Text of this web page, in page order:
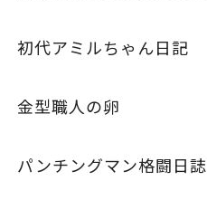
初代アミルちゃん日記
金型職人の卵
パンチングマン格闘日誌